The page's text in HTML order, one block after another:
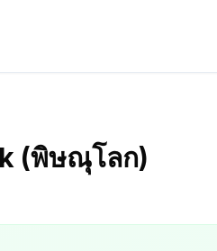
(พิษณุโลก)